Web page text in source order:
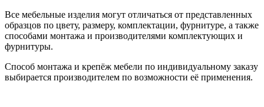
Все мебельные изделия могут отличаться от представленных
образцов по цвету, размеру, комплектации, фурнитуре, а также
способами монтажа и производителями комплектующих и
фурнитуры.
Способ монтажа и крепёж мебели по индивидуальному заказу
выбирается производителем по возможности её применения.